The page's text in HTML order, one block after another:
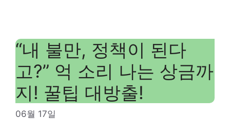
“내 불만, 정책이 된다
고?” 억 소리 나는 상금까
지! 꿀팁 대방출!
06월 17일